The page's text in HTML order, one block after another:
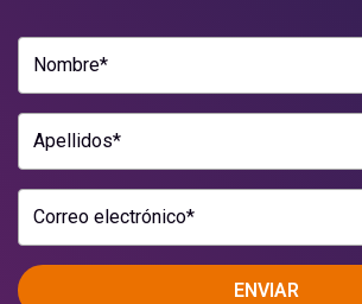
Nombre*
Apellidos*
Correo electrónico*
ENVIAR